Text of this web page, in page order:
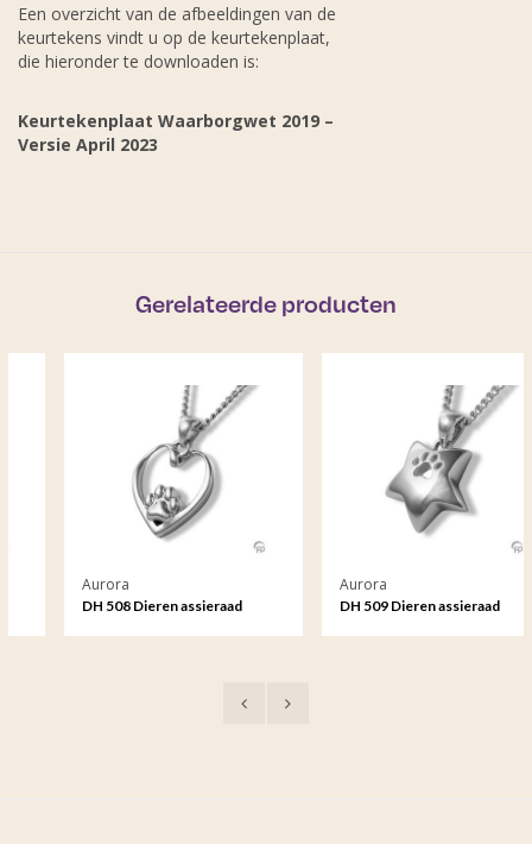
Een overzicht van de afbeeldingen van de
keurtekens vindt u op de keurtekenplaat,
die hieronder te downloaden is:
Keurtekenplaat Waarborgwet 2019 –
Versie April 2023
Gerelateerde producten
Aurora
DH 508 Dieren assieraad
Aurora
DH 509 Dieren assieraad